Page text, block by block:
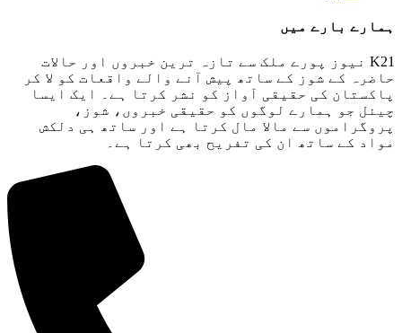
ہمارے بارے میں
K21 نیوز پورے ملک سے تازہ ترین خبروں اور حالات
حاضرہ کے شوز کے ساتھ پیش آنے والے واقعات کو لا کر
پاکستان کی حقیقی آواز کو نشر کرتا ہے۔ ایک ایسا
چینل جو ہمارے لوگوں کو حقیقی خبروں، شوز،
پروگراموں سے مالا مال کرتا ہے اور ساتھ ہی دلکش
مواد کے ساتھ ان کی تفریح ​​بھی کرتا ہے۔